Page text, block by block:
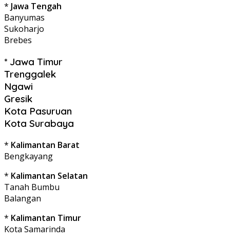
* Jawa Tengah
Banyumas
Sukoharjo
Brebes
* Jawa Timur
Trenggalek
Ngawi
Gresik
Kota Pasuruan
Kota Surabaya
* Kalimantan Barat
Bengkayang
* Kalimantan Selatan
Tanah Bumbu
Balangan
* Kalimantan Timur
Kota Samarinda